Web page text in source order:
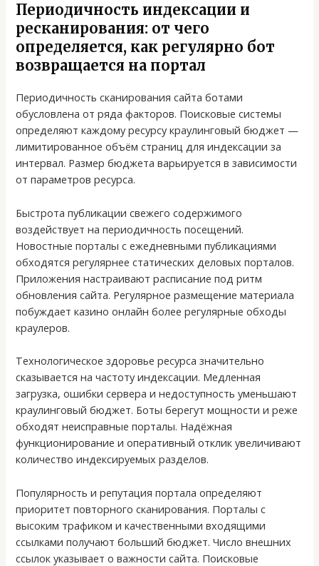
Периодичность индексации и
ресканирования: от чего
определяется, как регулярно бот
возвращается на портал
Периодичность сканирования сайта ботами
обусловлена от ряда факторов. Поисковые системы
определяют каждому ресурсу краулинговый бюджет —
лимитированное объём страниц для индексации за
интервал. Размер бюджета варьируется в зависимости
от параметров ресурса.
Быстрота публикации свежего содержимого
воздействует на периодичность посещений.
Новостные порталы с ежедневными публикациями
обходятся регулярнее статических деловых порталов.
Приложения настраивают расписание под ритм
обновления сайта. Регулярное размещение материала
побуждает казино онлайн более регулярные обходы
краулеров.
Технологическое здоровье ресурса значительно
сказывается на частоту индексации. Медленная
загрузка, ошибки сервера и недоступность уменьшают
краулинговый бюджет. Боты берегут мощности и реже
обходят неисправные порталы. Надёжная
функционирование и оперативный отклик увеличивают
количество индексируемых разделов.
Популярность и репутация портала определяют
приоритет повторного сканирования. Порталы с
высоким трафиком и качественными входящими
ссылками получают больший бюджет. Число внешних
ссылок указывает о важности сайта. Поисковые